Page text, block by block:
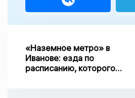
«Наземное метро» в
Иванове: езда по
расписанию, которого